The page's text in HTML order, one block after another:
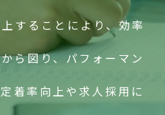
することにより、効率
ら図り、パフォーマン
着率向上や求人採用に